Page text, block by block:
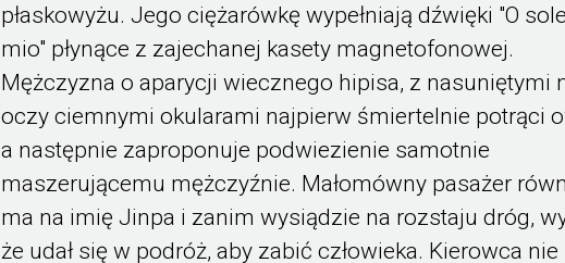
płaskowyżu. Jego ciężarówkę wypełniają dźwięki "O
mio" płynące z zajechanej kasety magnetofonowej.
Mężczyzna o aparycji wiecznego hipisa, z nasuniętymi
oczy ciemnymi okularami najpierw śmiertelnie potrąci
a następnie zaproponuje podwiezienie samotnie
maszerującemu mężczyźnie. Małomówny pasażer
ma na imię Jinpa i zanim wysiądzie na rozstaju dróg,
że udał się w podróż, aby zabić człowieka. Kierowca nie